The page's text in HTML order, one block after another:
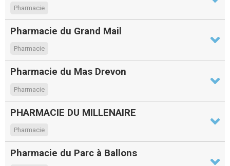
Pharmacie
Pharmacie du Grand Mail
Pharmacie
Pharmacie du Mas Drevon
Pharmacie
PHARMACIE DU MILLENAIRE
Pharmacie
Pharmacie du Parc à Ballons